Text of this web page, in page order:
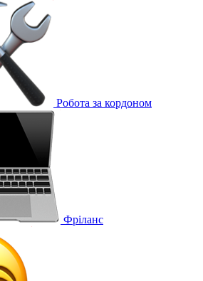
Робота за кордоном
Фріланс